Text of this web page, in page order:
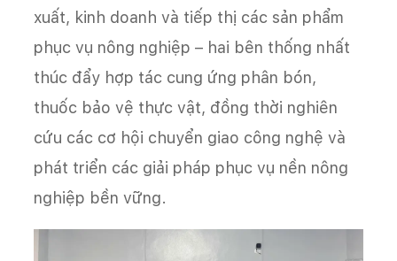
xuất, kinh doanh và tiếp thị các sản phẩm
phục vụ nông nghiệp – hai bên thống nhất
thúc đẩy hợp tác cung ứng phân bón,
thuốc bảo vệ thực vật, đồng thời nghiên
cứu các cơ hội chuyển giao công nghệ và
phát triển các giải pháp phục vụ nền nông
nghiệp bền vững.